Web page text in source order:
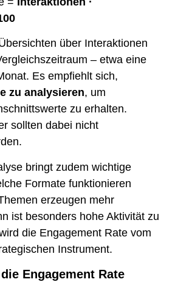
über Interaktionen
– etwa eine
Es empfiehlt sich,
zu analysieren, um
zu erhalten.
sollten dabei nicht
bringt zudem wichtige
Formate funktionieren
erzeugen mehr
ist besonders hohe Aktivität zu
die Engagement Rate vom
Instrument.
Engagement Rate